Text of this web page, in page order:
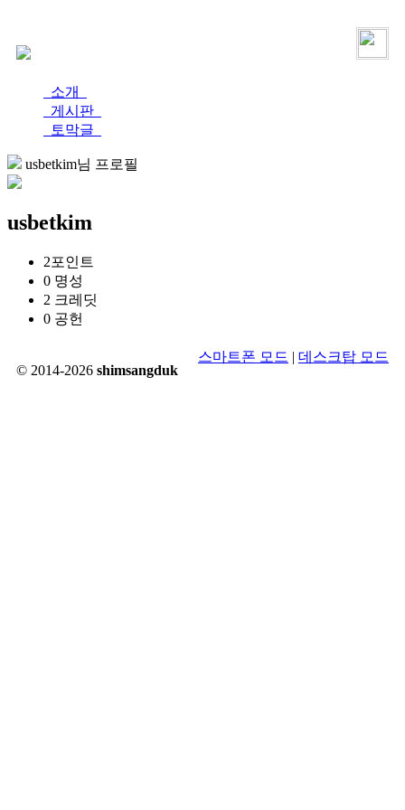
소개
게시판
토막글
usbetkim님 프로필
usbetkim
2포인트
0 명성
2 크레딧
0 공헌
© 2014-2026 shimsangduk
스마트폰 모드 | 데스크탑 모드